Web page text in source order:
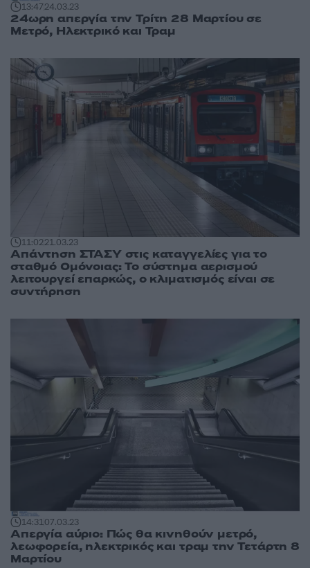
13:4724.03.23
24ωρη απεργία την Τρίτη 28 Μαρτίου σε
Μετρό, Ηλεκτρικό και Τραμ
11:0221.03.23
Απάντηση ΣΤΑΣΥ στις καταγγελίες για το
σταθμό Ομόνοιας: Το σύστημα αερισμού
λειτουργεί επαρκώς, ο κλιματισμός είναι σε
συντήρηση
14:3107.03.23
Απεργία αύριο: Πώς θα κινηθούν μετρό,
λεωφορεία, ηλεκτρικός και τραμ την Τετάρτη 8
Μαρτίου